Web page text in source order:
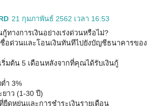
21 กุมภาพันธ์ 2562 เวลา 16:53
ทางการเงินอย่างเร่งด่วนหรือไม่?
วนและโอนเงินทันทีไปยังบัญชีธนาคารของ
ริ่มต้น 5 เดือนหลังจากที่คุณได้รับเงินกู้
ำ 3%
าว (1-30 ปี)
ยืดหยุ่นและการชำระเงินรายเดือน